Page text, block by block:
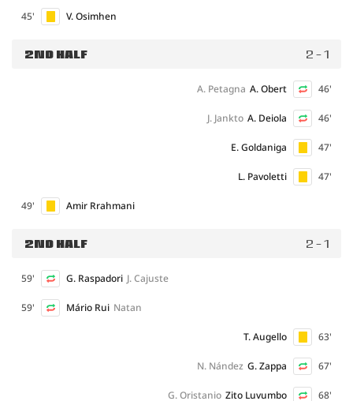
45' V. Osimhen
2ND HALF 2 - 1
46'
A. Obert
A. Petagna
46'
A. Deiola
J. Jankto
47'
E. Goldaniga
47'
L. Pavoletti
49' Amir Rrahmani
2ND HALF 2 - 1
59' G. Raspadori J. Cajuste
59' Mário Rui Natan
63'
T. Augello
67'
G. Zappa
N. Nández
68'
Zito Luvumbo
G. Oristanio